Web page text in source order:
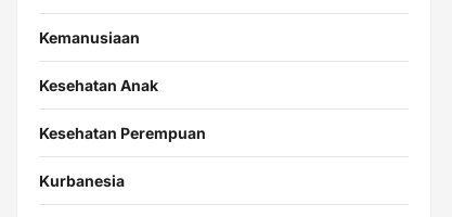
Kemanusiaan
Kesehatan Anak
Kesehatan Perempuan
Kurbanesia